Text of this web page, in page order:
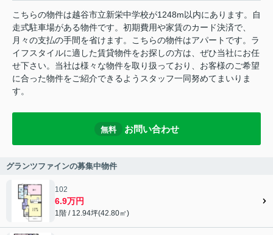
こちらの物件は越谷市立新栄中学校が1248m以内にあります。自
走式駐車場がある物件です。初期費用や家賃のカード決済で、
月々の支払の手間を省けます。こちらの物件はアパートです。ラ
イフスタイルに適した賃貸物件をお探しの方は、ぜひ当社にお任
せ下さい。当社は様々な物件を取り扱っており、お客様のご希望
に合った物件をご紹介できるようスタッフ一同努めてまいりま
す。
無料 お問い合わせ
グランツファインの募集中物件
102
6.9万円
1階 / 12.94坪(42.80㎡)